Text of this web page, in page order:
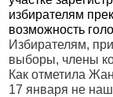
избирателям
возможность
Избирателям,
выборы, члены
Как отметила
17 января не